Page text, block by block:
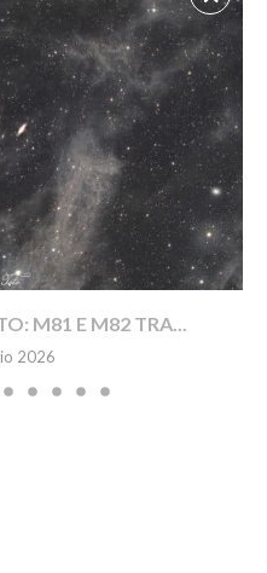
M81 E M82 TRA...
2026